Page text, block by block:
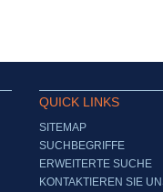
QUICK LINKS
SITEMAP
SUCHBEGRIFFE
ERWEITERTE SUCHE
KONTAKTIEREN SIE